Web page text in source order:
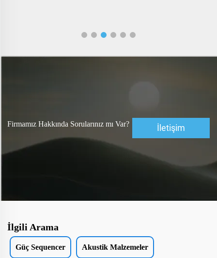
Firmamız Hakkında Sorularınız mı Var? İletişim
İlgili Arama
Güç Sequencer Akustik Malzemeler